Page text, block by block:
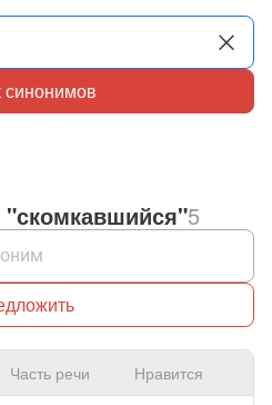
синонимов
5
Часть речи Нравится